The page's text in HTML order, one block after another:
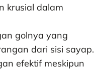
krusial dalam
golnya yang
dari sisi sayap.
efektif meskipun